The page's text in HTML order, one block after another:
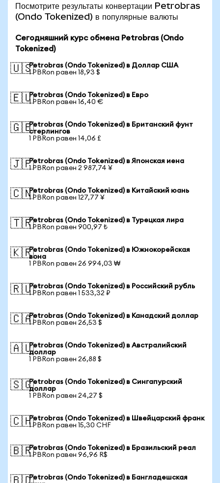
Посмотрите результаты конвертации Petrobras
(Ondo Tokenized) в популярные валюты
Сегодняшний курс обмена Petrobras (Ondo
Tokenized)
🇺🇸Petrobras (Ondo Tokenized) в Доллар США
1 PBRon равен 18,93 $
🇪🇺Petrobras (Ondo Tokenized) в Евро
1 PBRon равен 16,40 €
🇬🇧Petrobras (Ondo Tokenized) в Британский фунт
стерлингов
1 PBRon равен 14,06 £
🇯🇵Petrobras (Ondo Tokenized) в Японская иена
1 PBRon равен 2 987,74 ¥
🇨🇳Petrobras (Ondo Tokenized) в Китайский юань
1 PBRon равен 127,77 ¥
🇹🇷Petrobras (Ondo Tokenized) в Турецкая лира
1 PBRon равен 900,97 ₺
🇰🇷Petrobras (Ondo Tokenized) в Южнокорейская
вона
1 PBRon равен 26 994,03 ₩
🇷🇺Petrobras (Ondo Tokenized) в Российский рубль
1 PBRon равен 1 533,32 ₽
🇨🇦Petrobras (Ondo Tokenized) в Канадский доллар
1 PBRon равен 26,53 $
🇦🇺Petrobras (Ondo Tokenized) в Австралийский
доллар
1 PBRon равен 26,88 $
🇸🇬Petrobras (Ondo Tokenized) в Сингапурский
доллар
1 PBRon равен 24,27 $
🇨🇭Petrobras (Ondo Tokenized) в Швейцарский франк
1 PBRon равен 15,30 CHF
🇧🇷Petrobras (Ondo Tokenized) в Бразильский реал
1 PBRon равен 96,96 R$
Petrobras (Ondo Tokenized) в Бангладешская